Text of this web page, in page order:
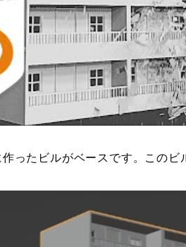
ったビルがベースです。このビ